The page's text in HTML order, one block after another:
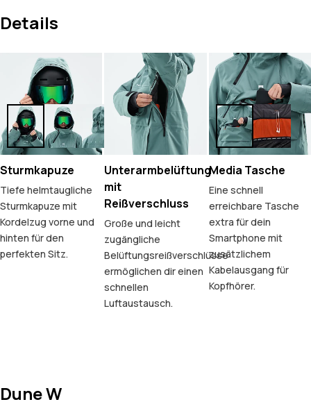
Details
Sturmkapuze
Tiefe helmtaugliche
Sturmkapuze mit
Kordelzug vorne und
hinten für den
perfekten Sitz.
Unterarmbelüftung
mit
Reißverschluss
Große und leicht
zugängliche
Belüftungsreißverschlüsse
ermöglichen dir einen
schnellen
Luftaustausch.
Media Tasche
Eine schnell
erreichbare Tasche
extra für dein
Smartphone mit
zusätzlichem
Kabelausgang für
Kopfhörer.
Dune W